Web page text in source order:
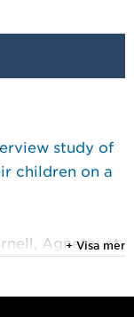
study of
children on a
Agneta; et
+ Visa mer